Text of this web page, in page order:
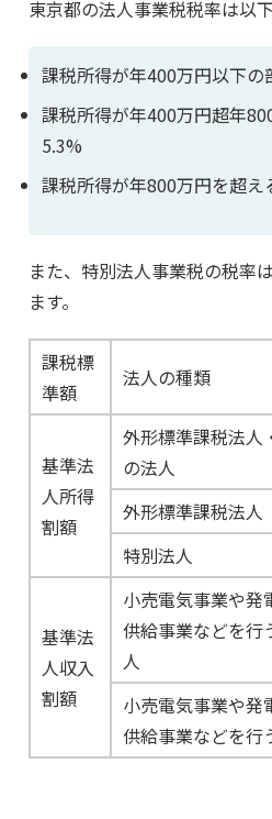
東京都の法人事業税税率は以
課税所得が年400万円以下の
課税所得が年400万円超年
5.3%
課税所得が年800万円を超え
また、特別法人事業税の税率
ます。
課税標
準額
法人の種類
基準法
人所得
割額
外形標準課税法人
の法人
外形標準課税法人
特別法人
基準法
人収入
割額
小売電気事業や発
供給事業などを行
人
小売電気事業や発
供給事業などを行